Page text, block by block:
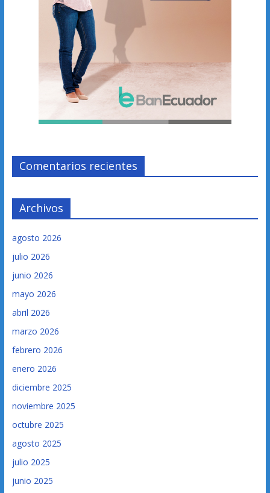
Comentarios recientes
Archivos
agosto 2026
julio 2026
junio 2026
mayo 2026
abril 2026
marzo 2026
febrero 2026
enero 2026
diciembre 2025
noviembre 2025
octubre 2025
agosto 2025
julio 2025
junio 2025